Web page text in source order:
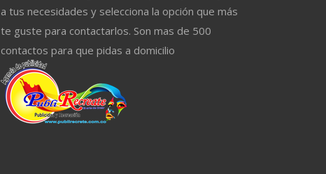
a tus necesidades y selecciona la opción que más
te guste para contactarlos. Son mas de 500
contactos para que pidas a domicilio